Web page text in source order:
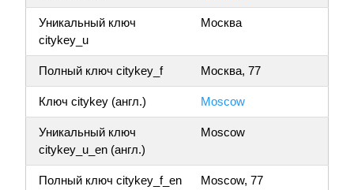
Уникальный ключ
citykey_u
Москва
Полный ключ citykey_f Москва, 77
Ключ citykey (англ.) Moscow
Уникальный ключ
citykey_u_en (англ.)
Moscow
Полный ключ citykey_f_en
Moscow, 77